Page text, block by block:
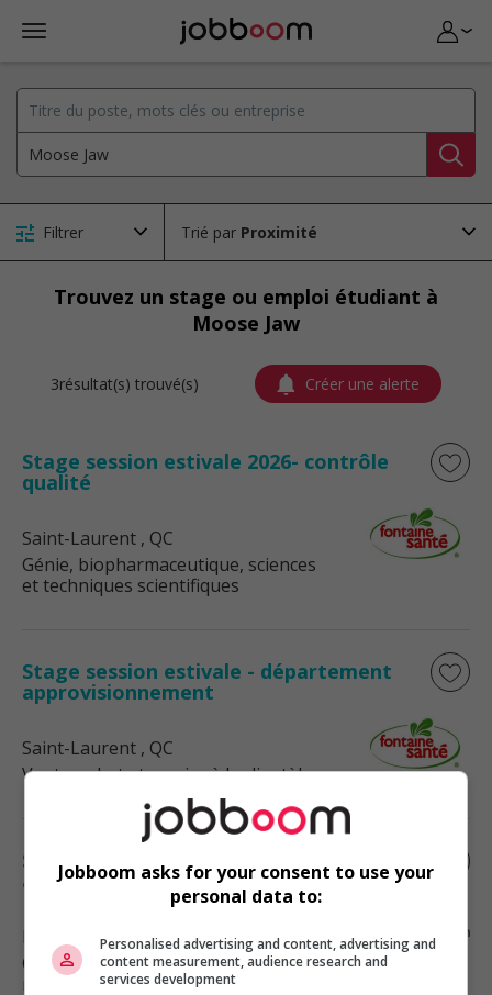
Filtrer Trié par
Trouvez un stage ou emploi étudiant à
Moose Jaw
3résultat(s) trouvé(s) Créer une alerte
Stage session estivale 2026- contrôle
qualité
Saint-Laurent , QC
Génie, biopharmaceutique, sciences
et techniques scientifiques
Stage session estivale - département
approvisionnement
Saint-Laurent , QC
Vente, achat et service à la clientèle
Stagiaire en maintenance- gestion des
actifs du bâtiment
Drummondville, QC
Construction, production et
manutention
Jobboom asks for your consent to use your
personal data to:
Personalised advertising and content, advertising and
content measurement, audience research and
services development